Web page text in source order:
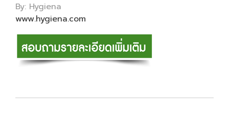
By: Hygiena
www.hygiena.com